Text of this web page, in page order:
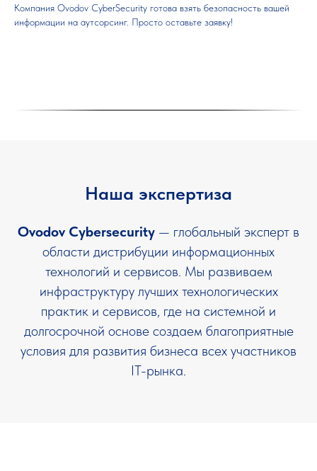
Компания Ovodov CyberSecurity готова взять безопасность вашей
информации на аутсорсинг. Просто оставьте заявку!
Наша экспертиза
Ovodov Cybersecurity — глобальный эксперт в
области дистрибуции информационных
технологий и сервисов. Мы развиваем
инфраструктуру лучших технологических
практик и сервисов, где на системной и
долгосрочной основе создаем благоприятные
условия для развития бизнеса всех участников
IT-рынка.